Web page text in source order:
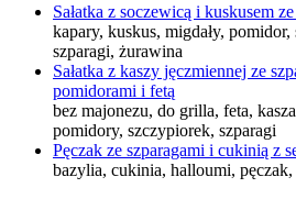
Sałatka z soczewicą i kuskusem
kapary, kuskus, migdały,
szparagi, żurawina
Sałatka z kaszy jęczmiennej ze
pomidorami i fetą
bez majonezu, do grilla, feta,
pomidory, szczypiorek, szparagi
Pęczak ze szparagami i cukinią z
bazylia, cukinia, halloumi, pęczak,